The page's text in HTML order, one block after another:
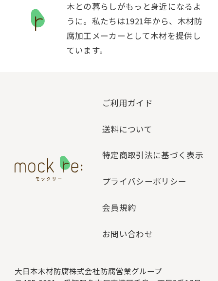
木との暮らしがもっと身近になるよ
うに。私たちは1921年から、木材防
腐加工メーカーとして木材を提供し
ています。
ご利用ガイド
送料について
特定商取引法に基づく表示
プライバシーポリシー
会員規約
お問い合わせ
大日本木材防腐株式会社防腐営業グループ